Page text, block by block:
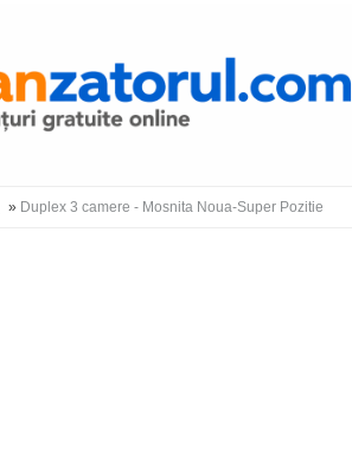
» Duplex 3 camere - Mosnita Noua-Super Pozitie